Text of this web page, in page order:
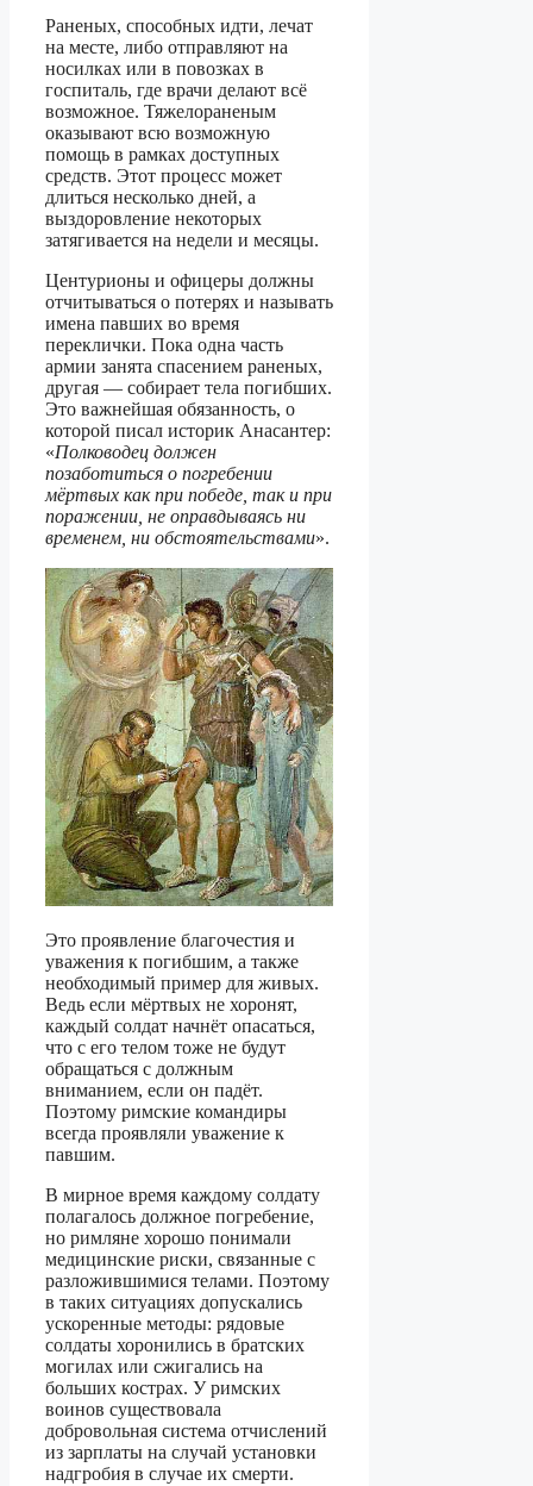
Раненых, способных идти, лечат
на месте, либо отправляют на
носилках или в повозках в
госпиталь, где врачи делают всё
возможное. Тяжелораненым
оказывают всю возможную
помощь в рамках доступных
средств. Этот процесс может
длиться несколько дней, а
выздоровление некоторых
затягивается на недели и месяцы.
Центурионы и офицеры должны
отчитываться о потерях и называть
имена павших во время
переклички. Пока одна часть
армии занята спасением раненых,
другая — собирает тела погибших.
Это важнейшая обязанность, о
которой писал историк Анасантер:
«Полководец должен
позаботиться о погребении
мёртвых как при победе, так и при
поражении, не оправдываясь ни
временем, ни обстоятельствами».
Это проявление благочестия и
уважения к погибшим, а также
необходимый пример для живых.
Ведь если мёртвых не хоронят,
каждый солдат начнёт опасаться,
что с его телом тоже не будут
обращаться с должным
вниманием, если он падёт.
Поэтому римские командиры
всегда проявляли уважение к
павшим.
В мирное время каждому солдату
полагалось должное погребение,
но римляне хорошо понимали
медицинские риски, связанные с
разложившимися телами. Поэтому
в таких ситуациях допускались
ускоренные методы: рядовые
солдаты хоронились в братских
могилах или сжигались на
больших кострах. У римских
воинов существовала
добровольная система отчислений
из зарплаты на случай установки
надгробия в случае их смерти.